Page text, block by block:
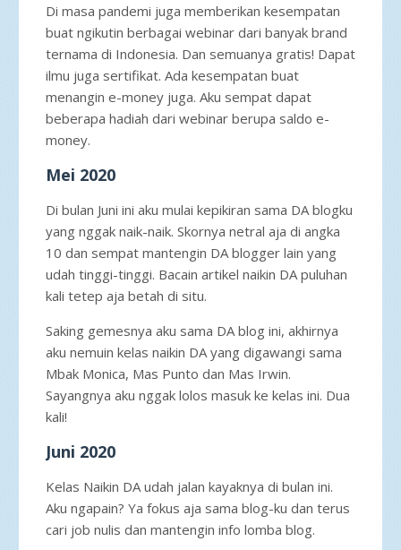
Di masa pandemi juga memberikan kesempatan
buat ngikutin berbagai webinar dari banyak brand
ternama di Indonesia. Dan semuanya gratis! Dapat
ilmu juga sertifikat. Ada kesempatan buat
menangin e-money juga. Aku sempat dapat
beberapa hadiah dari webinar berupa saldo e-
money.
Mei 2020
Di bulan Juni ini aku mulai kepikiran sama DA blogku
yang nggak naik-naik. Skornya netral aja di angka
10 dan sempat mantengin DA blogger lain yang
udah tinggi-tinggi. Bacain artikel naikin DA puluhan
kali tetep aja betah di situ.
Saking gemesnya aku sama DA blog ini, akhirnya
aku nemuin kelas naikin DA yang digawangi sama
Mbak Monica, Mas Punto dan Mas Irwin.
Sayangnya aku nggak lolos masuk ke kelas ini. Dua
kali!
Juni 2020
Kelas Naikin DA udah jalan kayaknya di bulan ini.
Aku ngapain? Ya fokus aja sama blog-ku dan terus
cari job nulis dan mantengin info lomba blog.